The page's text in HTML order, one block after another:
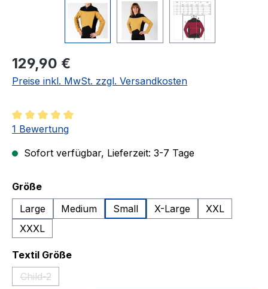
Regulärer Preis:
129,90 €
Preise inkl. MwSt. zzgl. Versandkosten
Durchschnittliche Bewertung von 5 von 5 Sternen
1 Bewertung
Sofort verfügbar, Lieferzeit: 3-7 Tage
Größeauswählen
Large
Medium Small X-Large
XXL
XXXL
Textil Größeauswählen
Child-2
(Diese Option ist zurzeit nicht verfügbar.)